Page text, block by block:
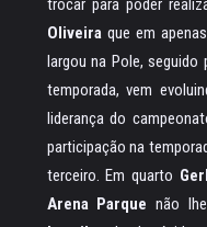
trocar para poder
Oliveiraque em
largou na Pole, seguido
temporada, vem
liderança do
participação na
terceiro. Em quarto
Arena Parque não